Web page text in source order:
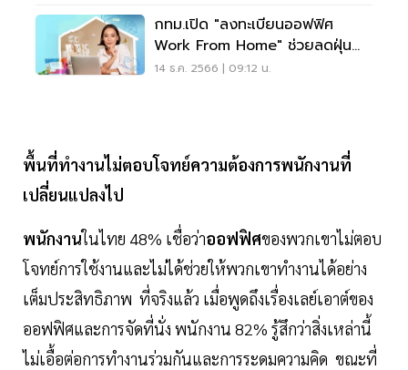
กทม.เปิด "ลงทะเบียนออฟฟิศ
Work From Home" ช่วยลดฝุ่น
PM2.5
14 ธ.ค. 2566 | 09:12 น.
พื้นที่ทำงานไม่ตอบโจทย์ความต้องการพนักงานที่
เปลี่ยนแปลงไป
พนักงานในไทย 48% เชื่อว่าออฟฟิศของพวกเขาไม่ตอบ
โจทย์การใช้งานและไม่ได้ช่วยให้พวกเขาทำงานได้อย่าง
เต็มประสิทธิภาพ ที่จริงแล้ว เมื่อพูดถึงเรื่องเลย์เอาต์ของ
ออฟฟิศและการจัดที่นั่ง พนักงาน 82% รู้สึกว่าสิ่งเหล่านี้
ไม่เอื้อต่อการทำงานร่วมกันและการระดมความคิด ขณะที่